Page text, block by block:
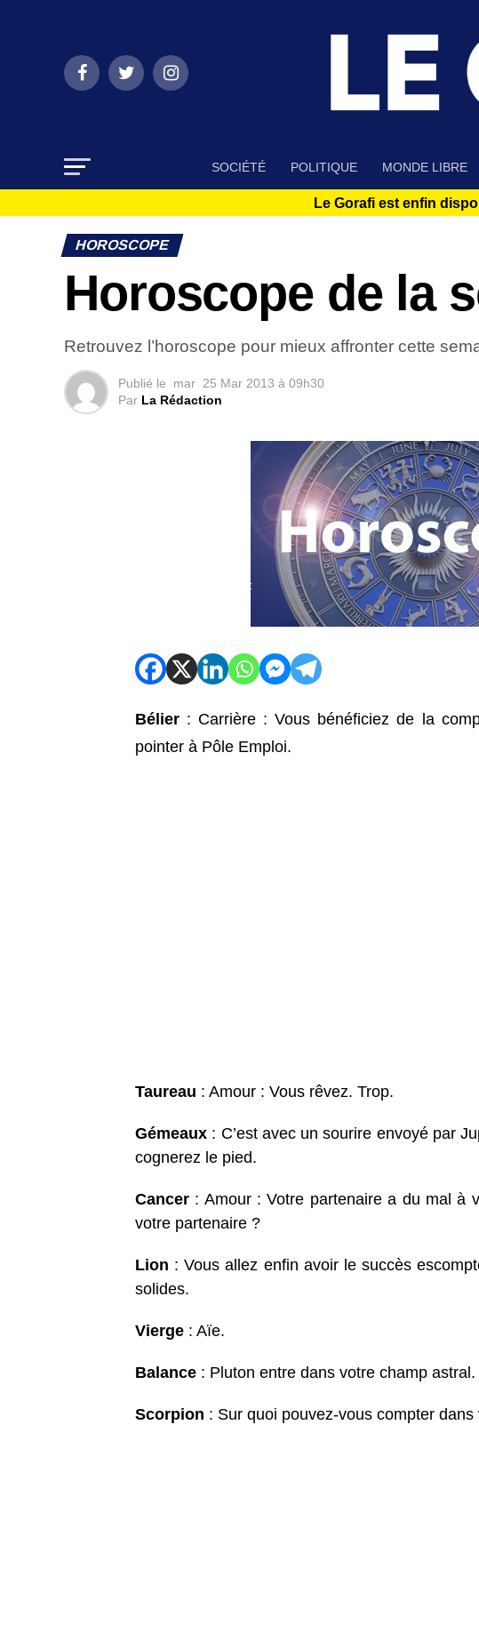
SOCIÉTÉ POLITIQUE MONDE LIBRE
Le Gorafi est enfin
HOROSCOPE
Horoscope de la
Retrouvez l’horoscope pour mieux affronter cette
Publié le mar 25 Mar 2013 à 09h30
Par La Rédaction
Bélier : Carrière : Vous bénéficiez de la
pointer à Pôle Emploi.
Taureau : Amour : Vous rêvez. Trop.
Gémeaux : C’est avec un sourire envoyé par
cognerez le pied.
Cancer : Amour : Votre partenaire a du mal à
votre partenaire ?
Lion : Vous allez enfin avoir le succès
solides.
Vierge : Aïe.
Balance : Pluton entre dans votre champ
Scorpion : Sur quoi pouvez-vous compter dans